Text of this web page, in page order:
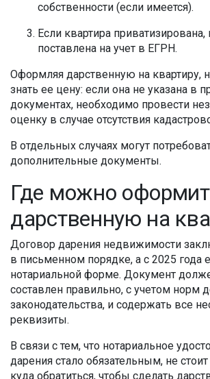
собственности (если имеется).
Если квартира приватизирована,
поставлена на учет в ЕГРН.
Оформляя дарственную на квартиру,
знать ее цену: если она не указана в
документах, необходимо провести
оценку в случае отсутствия
В отдельных случаях могут
дополнительные документы.
Где можно
дарственную на
Договор дарения недвижимости
в письменном порядке, а с 2025 года
нотариальной форме. Документ
составлен правильно, с учетом норм
законодательства, и содержать все
реквизиты.
В связи с тем, что нотариальное
дарения стало обязательным, не
куда обратиться, чтобы сделать